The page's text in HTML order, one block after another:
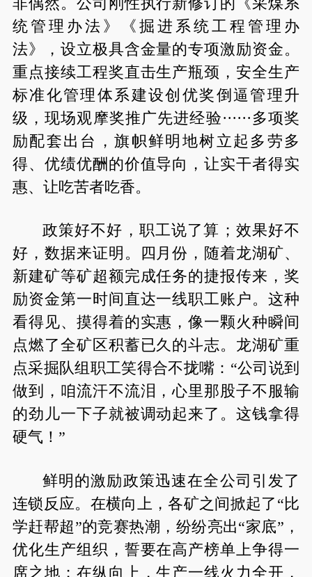
统管理办法》《掘进系统工程管理办
法》，设立极具含金量的专项激励资金。
重点接续工程奖直击生产瓶颈，安全生产
标准化管理体系建设创优奖倒逼管理升
级，现场观摩奖推广先进经验······多项奖
励配套出台，旗帜鲜明地树立起多劳多
得、优绩优酬的价值导向，让实干者得实
惠、让吃苦者吃香。
政策好不好，职工说了算；效果好不
好，数据来证明。四月份，随着龙湖矿、
新建矿等矿超额完成任务的捷报传来，奖
励资金第一时间直达一线职工账户。这种
看得见、摸得着的实惠，像一颗火种瞬间
点燃了全矿区积蓄已久的斗志。龙湖矿重
点采掘队组职工笑得合不拢嘴：“公司说到
做到，咱流汗不流泪，心里那股子不服输
的劲儿一下子就被调动起来了。这钱拿得
硬气！”
鲜明的激励政策迅速在全公司引发了
连锁反应。在横向上，各矿之间掀起了“比
学赶帮超”的竞赛热潮，纷纷亮出“家底”，
优化生产组织，誓要在高产榜单上争得一
席之地；在纵向上，生产一线火力全开，